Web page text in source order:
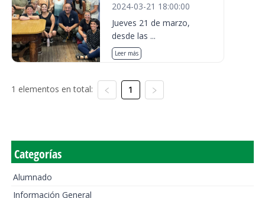
2024-03-21 18:00:00
Jueves 21 de marzo,
desde las ...
Leer más
1 elementos en total: 1
Categorías
Alumnado
Información General